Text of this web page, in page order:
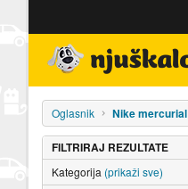
Oglasnik Nike mercurial
FILTRIRAJ REZULTATE
Kategorija (prikaži sve)